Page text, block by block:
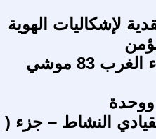
لإشكاليات الهوية
سلسلة الدعاية الإسلامية وعظماء الغرب 83 موشي
النشاط – جزء (